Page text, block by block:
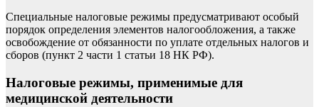
Специальные налоговые режимы предусматривают особый
порядок определения элементов налогообложения, а также
освобождение от обязанности по уплате отдельных налогов и
сборов (пункт 2 части 1 статьи 18 НК РФ).
Налоговые режимы, применимые для
медицинской деятельности